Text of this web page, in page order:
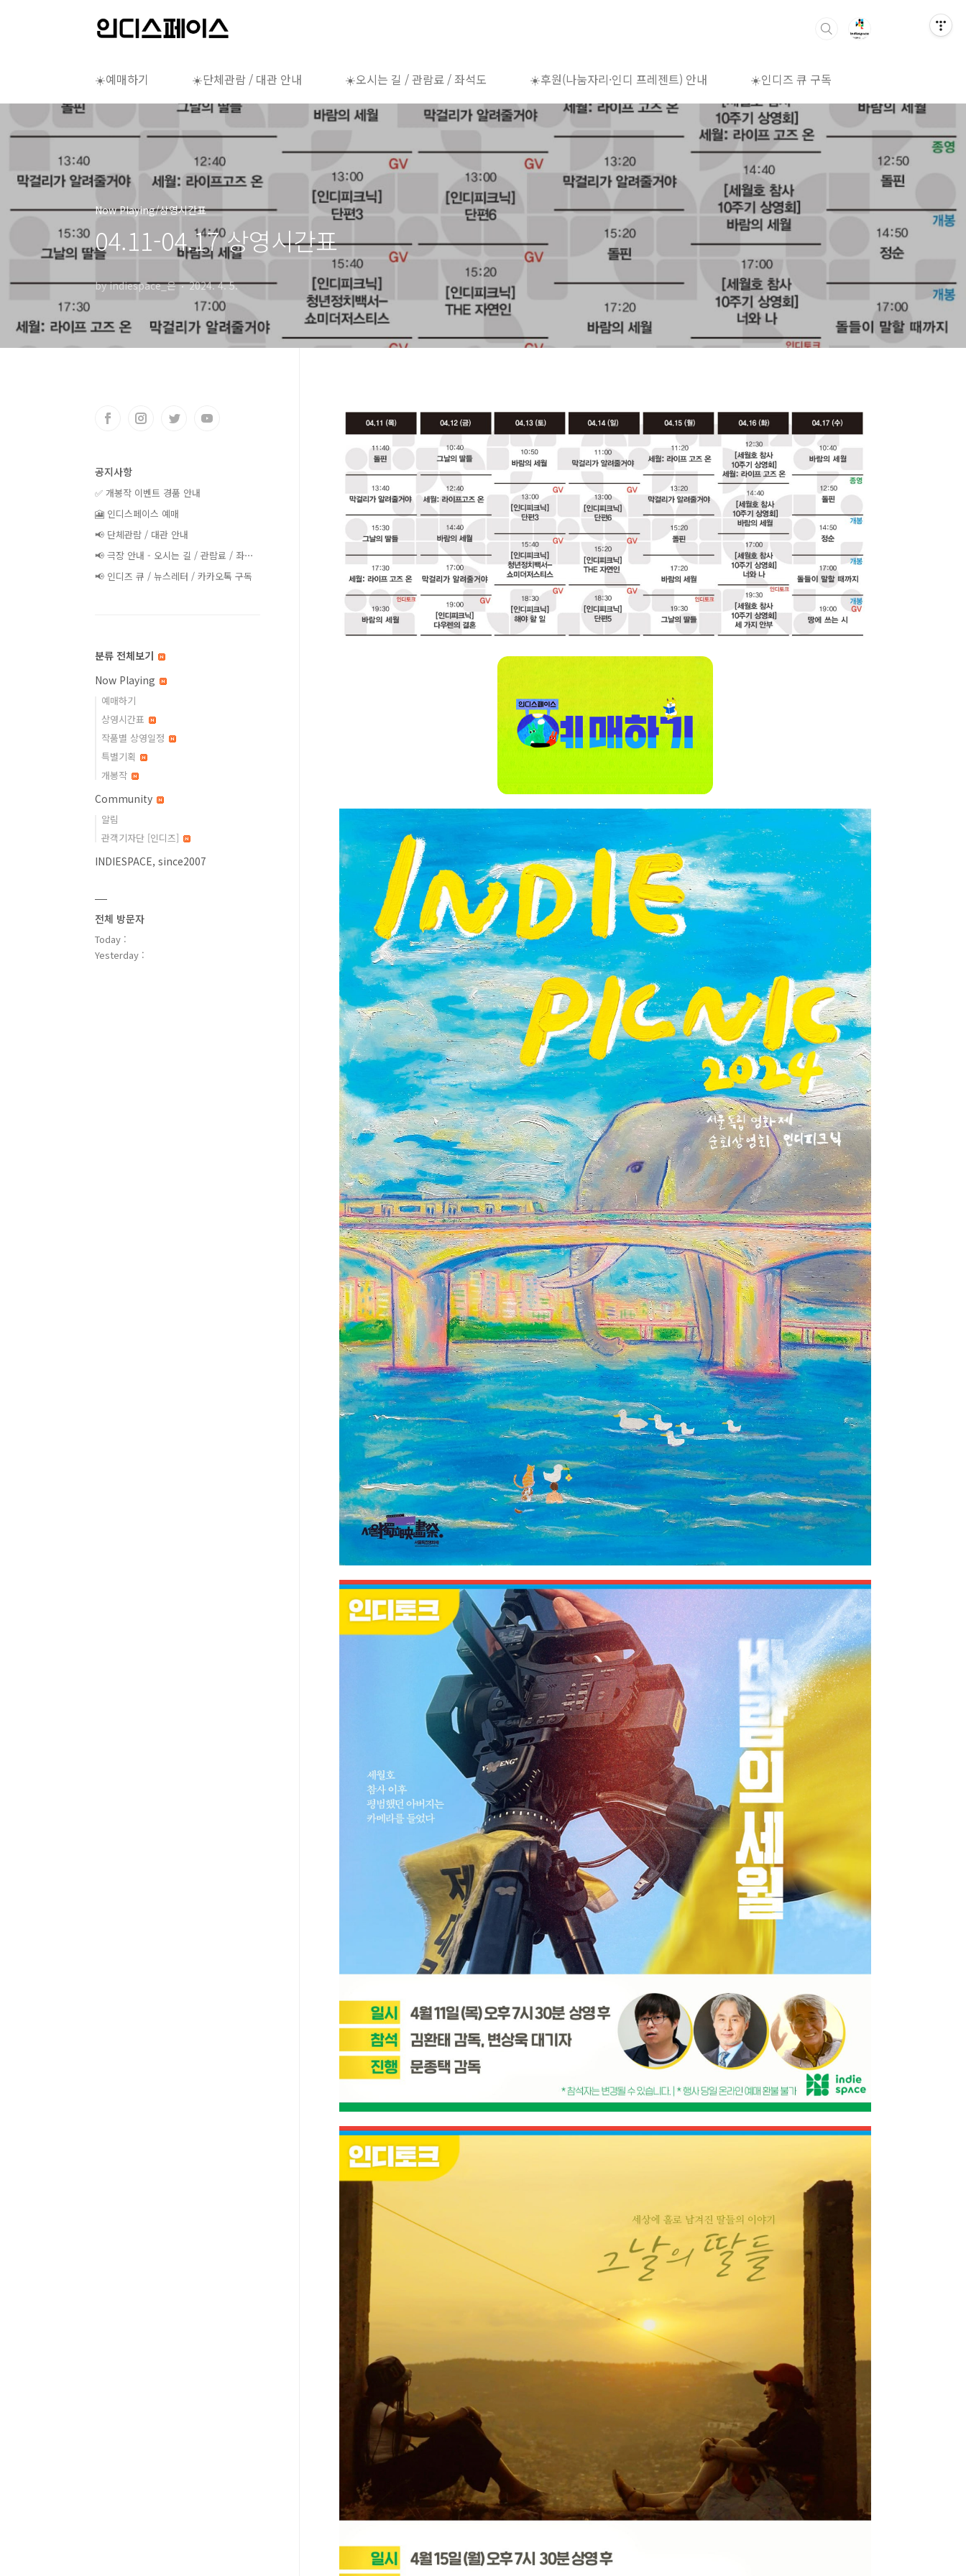
☀️예매하기 ☀️단체관람 / 대관 안내 ☀️오시는 길 / 관람료 / 좌석도 ☀️후원(나눔자리·인디 프레젠트) 안내 ☀️인디즈 큐 구독
Now Playing/상영시간표
04.11-04.17 상영시간표
by indiespace_은 2024. 4. 5.
공지사항
✅ 개봉작 이벤트 경품 안내
🎦 인디스페이스 예매
📢 단체관람 / 대관 안내
📢 극장 안내 - 오시는 길 / 관람료 / 좌⋯
📢 인디즈 큐 / 뉴스레터 / 카카오톡 구독
분류 전체보기
Now Playing
예매하기
상영시간표
작품별 상영일정
특별기획
개봉작
Community
알림
관객기자단 [인디즈]
INDIESPACE, since2007
전체 방문자
Today :
Yesterday :